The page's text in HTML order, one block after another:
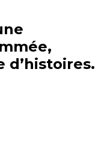
d’histoires.